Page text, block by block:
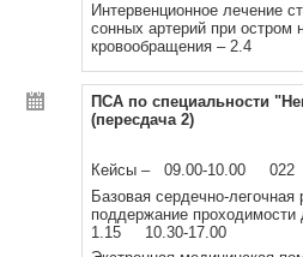
Интервенционное лечение
сонных артерий при остром
кровообращения – 2.4
ПСА по специальности
(пересдача 2)
Кейсы – 09.00-10.00 022
Базовая сердечно-
поддержание проходимости
1.15 10.30-17.00